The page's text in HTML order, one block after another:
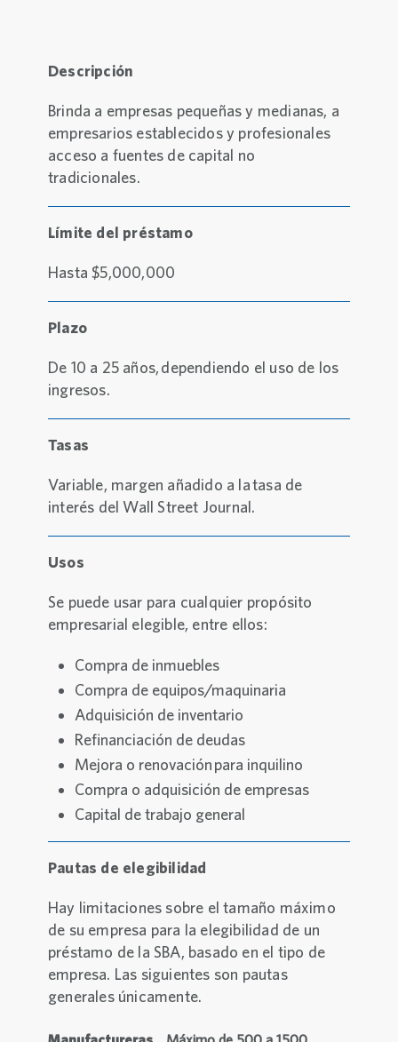
Descripción
Brinda a empresas pequeñas y medianas, a
empresarios establecidos y profesionales
acceso a fuentes de capital no
tradicionales.
Límite del préstamo
Hasta $5,000,000
Plazo
De 10 a 25 años, dependiendo el uso de los
ingresos.
Tasas
Variable, margen añadido a la tasa de
interés del Wall Street Journal.
Usos
Se puede usar para cualquier propósito
empresarial elegible, entre ellos:
Compra de inmuebles
Compra de equipos/maquinaria
Adquisición de inventario
Refinanciación de deudas
Mejora o renovación para inquilino
Compra o adquisición de empresas
Capital de trabajo general
Pautas de elegibilidad
Hay limitaciones sobre el tamaño máximo
de su empresa para la elegibilidad de un
préstamo de la SBA, basado en el tipo de
empresa. Las siguientes son pautas
generales únicamente.